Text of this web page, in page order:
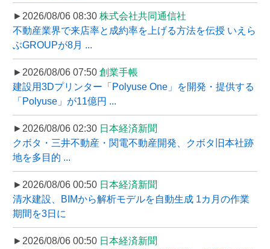
►2026/08/06 08:30 株式会社共同通信社
不動産業界で来店率と成約率を上げる方法を伝授 いえら
ぶGROUPが8月 ...
►2026/08/06 07:50 創業手帳
建設用3Dプリンター「Polyuse One」を開発・提供する
「Polyuse」が11億円 ...
►2026/08/06 02:30 日本経済新聞
クボタ・三井不動産・関電不動産開発、クボタ旧本社跡
地を多目的 ...
►2026/08/06 00:50 日本経済新聞
清水建設、BIMから解析モデルを自動生成 1カ月の作業
期間を3日に
►2026/08/06 00:50 日本経済新聞